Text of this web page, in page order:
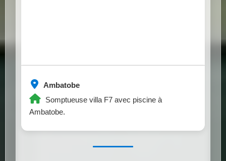
Ambatobe
Somptueuse villa F7 avec piscine à
Ambatobe.